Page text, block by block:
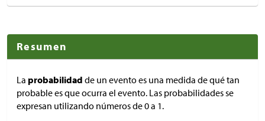
Resumen
La probabilidad de un evento es una medida de qué tan
probable es que ocurra el evento. Las probabilidades se
expresan utilizando números de 0 a 1.